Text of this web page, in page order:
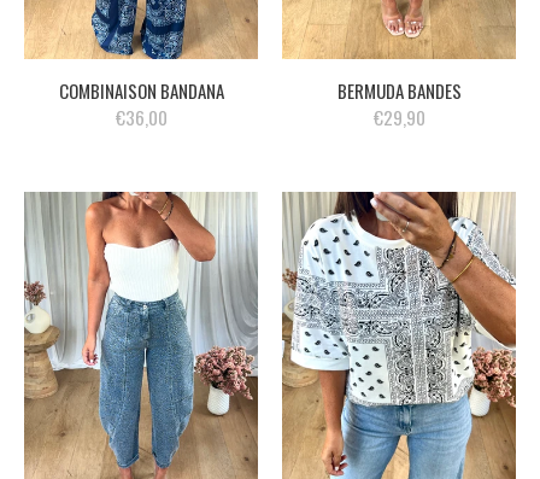
COMBINAISON BANDANA
€36,00
BERMUDA BANDES
€29,90